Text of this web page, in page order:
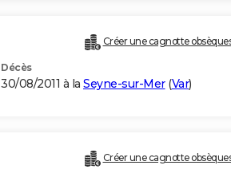
Créer une cagnotte
Décès
30/08/2011 à la Seyne-sur-Mer(Var)
Créer une cagnotte